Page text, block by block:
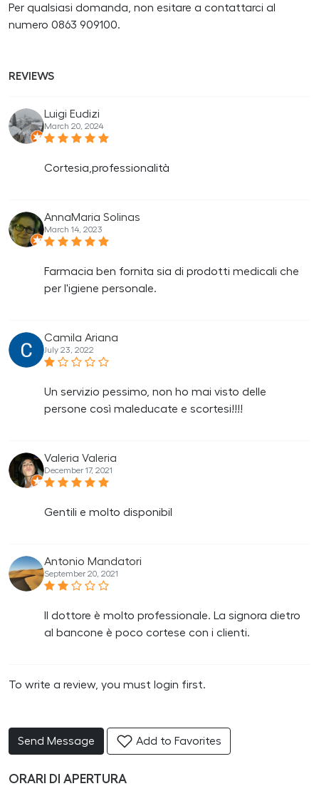
Per qualsiasi domanda, non esitare a contattarci al
numero 0863 909100.
REVIEWS
Luigi Eudizi
March 20, 2024
Cortesia,professionalità
AnnaMaria Solinas
March 14, 2023
Farmacia ben fornita sia di prodotti medicali che
per l'igiene personale.
Camila Ariana
July 23, 2022
Un servizio pessimo, non ho mai visto delle
persone così maleducate e scortesi!!!!
Valeria Valeria
December 17, 2021
Gentili e molto disponibil
Antonio Mandatori
September 20, 2021
Il dottore è molto professionale. La signora dietro
al bancone è poco cortese con i clienti.
To write a review, you must login first.
Send Message Add to Favorites
ORARI DI APERTURA